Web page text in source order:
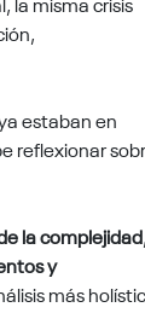
estaban en
reflexionar
la complejidad,
y
más